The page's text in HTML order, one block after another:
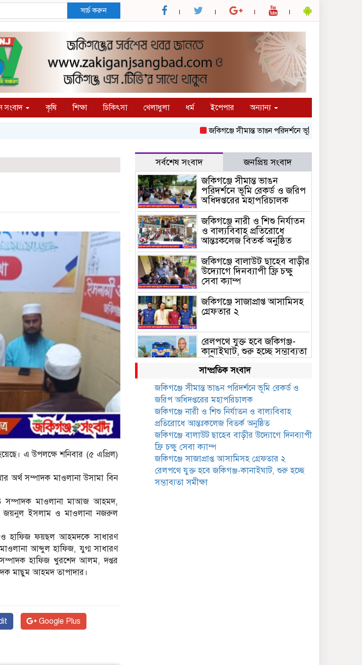
সার্চ করুন
সংবাদ কৃষি শিক্ষা চিকিৎসা খেলাধুলা ধর্ম ইপেপার অন্যান্য
জকিগঞ্জে সীমান্ত ভাঙন পরিদর্শনে ভূমি রেকর্ড ও জরিপ
এ উপলক্ষে শনিবার (৫ এপ্রিল)
অর্থ সম্পাদক মাওলানা উসামা বিন
সম্পাদক মাওলানা মাআজ আহমদ,
জয়নুল ইসলাম ও মাওলানা নজরুল
ও হাফিজ ফয়ছল আহমদকে সাধারণ
আব্দুল হাফিজ, যুগ্ম সাধারণ
হাফিজ খুরশেদ আলম, দপ্তর
মাছুম আহমদ তাপাদার।
Google Plus
সর্বশেষ সংবাদ জনপ্রিয় সংবাদ
জকিগঞ্জে সীমান্ত ভাঙন
পরিদর্শনে ভূমি রেকর্ড ও জরিপ
অধিদপ্তরের মহাপরিচালক
জকিগঞ্জে নারী ও শিশু নির্যাতন
ও বাল্যবিবাহ প্রতিরোধে
আন্তঃকলেজ বিতর্ক অনুষ্ঠিত
জকিগঞ্জে বালাউট ছাহেব বাড়ীর
উদ্যোগে দিনব্যাপী ফ্রি চক্ষু
সেবা ক্যাম্প
জকিগঞ্জে সাজাপ্রাপ্ত আসামিসহ
গ্রেফতার ২
রেলপথে যুক্ত হবে জকিগঞ্জ-
কানাইঘাট, শুরু হচ্ছে সম্ভাব্যতা
সমীক্ষা
সাবেক এমপি হাফিজ আহমদ
মজুমদার কি আত্মগোপনে?
ভাইরাল ছবি ঘিরে আলোচনা!
ভাতা পেতে টাকা লাগে না,
জকিগঞ্জে সমাজসেবা কর্মকর্তার
গুরুত্বপূর্ণ বার্তা
জকিগঞ্জে সরকারি পাঁচ ভাতার
আবেদন শুরু আজ
সাম্প্রতিক সংবাদ
জকিগঞ্জে সীমান্ত ভাঙন পরিদর্শনে ভূমি রেকর্ড ও
জরিপ অধিদপ্তরের মহাপরিচালক
জকিগঞ্জে নারী ও শিশু নির্যাতন ও বাল্যবিবাহ
প্রতিরোধে আন্তঃকলেজ বিতর্ক অনুষ্ঠিত
জকিগঞ্জে বালাউট ছাহেব বাড়ীর উদ্যোগে দিনব্যাপী
ফ্রি চক্ষু সেবা ক্যাম্প
জকিগঞ্জে সাজাপ্রাপ্ত আসামিসহ গ্রেফতার ২
রেলপথে যুক্ত হবে জকিগঞ্জ-কানাইঘাট, শুরু হচ্ছে
সম্ভাব্যতা সমীক্ষা